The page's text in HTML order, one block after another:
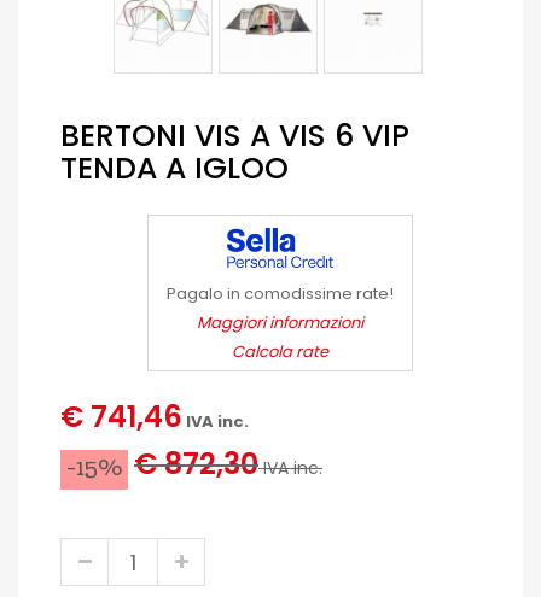
BERTONI VIS A VIS 6 VIP
TENDA A IGLOO
Pagalo in comodissime rate!
Maggiori informazioni
Calcola rate
€ 741,46 IVA inc.
-15% € 872,30IVA inc.